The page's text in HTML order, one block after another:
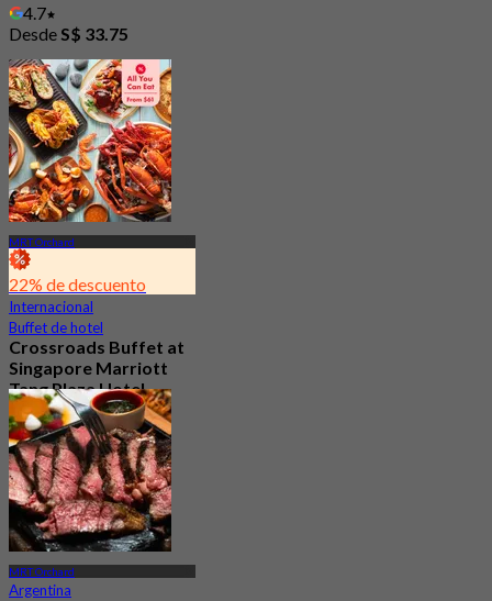
4.7
DesdeS$ 33.75
MRT Orchard
22% de descuento
Internacional
Buffet de hotel
Crossroads Buffet at
Singapore Marriott
Tang Plaza Hotel
4.5
682 Reservado
DesdeS$ 65
MRT Orchard
Argentina